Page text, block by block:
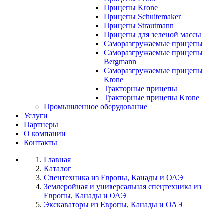
Прицепы Krone
Прицепы Schuitemaker
Прицепы Strautmann
Прицепы для зеленой массы
Саморазгружаемые прицепы
Саморазгружаемые прицепы
Bergmann
Саморазгружаемые прицепы
Krone
Тракторные прицепы
Тракторные прицепы Krone
Промышленное оборудование
Услуги
Партнеры
О компании
Контакты
Главная
Каталог
Спецтехника из Европы, Канады и ОАЭ
Землеройная и универсальная спецтехника из
Европы, Канады и ОАЭ
Экскаваторы из Европы, Канады и ОАЭ